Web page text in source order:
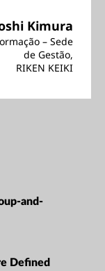
Kimura
– Sede
de Gestão,
RIKEN KEIKI
and-
Defined